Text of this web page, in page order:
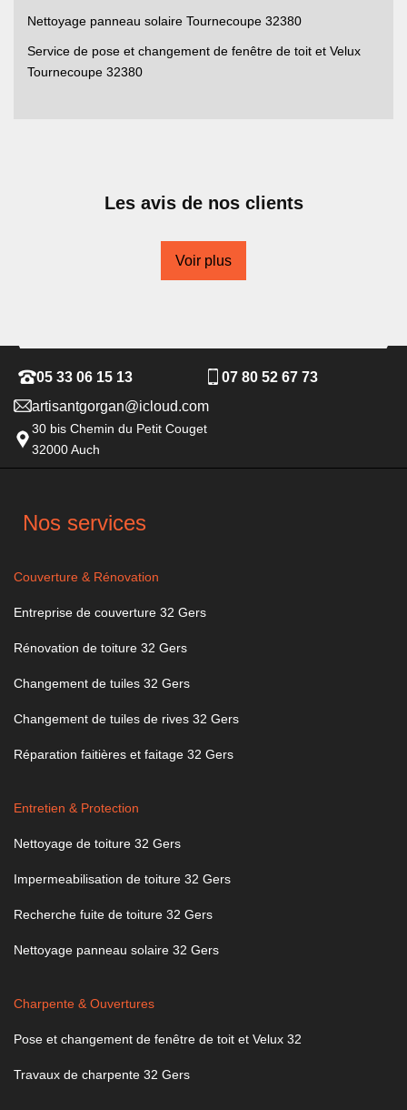
Nettoyage panneau solaire Tournecoupe 32380
Service de pose et changement de fenêtre de toit et Velux
Tournecoupe 32380
Les avis de nos clients
Voir plus
05 33 06 15 13
07 80 52 67 73
artisantgorgan@icloud.com
30 bis Chemin du Petit Couget
32000 Auch
Nos services
Couverture & Rénovation
Entreprise de couverture 32 Gers
Rénovation de toiture 32 Gers
Changement de tuiles 32 Gers
Changement de tuiles de rives 32 Gers
Réparation faitières et faitage 32 Gers
Entretien & Protection
Nettoyage de toiture 32 Gers
Impermeabilisation de toiture 32 Gers
Recherche fuite de toiture 32 Gers
Nettoyage panneau solaire 32 Gers
Charpente & Ouvertures
Pose et changement de fenêtre de toit et Velux 32
Travaux de charpente 32 Gers